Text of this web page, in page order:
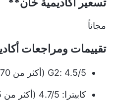
مجاناً
تقييمات ومراجعات
G2: 4.5/5 (أكثر من 170 تقييم)
كابيترا: 4.7/5 (أكثر من 25 تقييم)